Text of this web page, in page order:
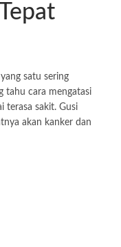
satu sering
tahu cara mengatasi
terasa sakit. Gusi
akan kanker dan